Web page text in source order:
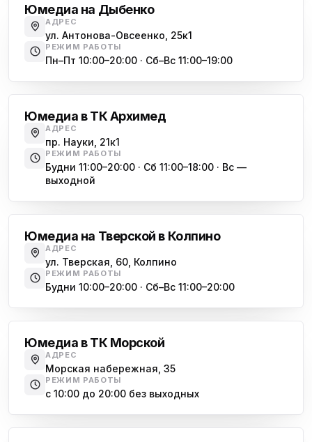
ул. Белы Куна, 24к1
ю
Юмедиа в Купчино
ул. Будапештская, 87-3
Юмедиа Сервис в Колпино
ю
Юмедиа во Всеволожске
пр. Христиновский 28, Всеволожск
Юмедиа на Дыбенко
АДРЕС
ул. Антонова-Овсеенко, 25к1
РЕЖИМ РАБОТЫ
Пн–Пт 10:00–20:00 · Сб–Вс 11:00–19:00
Юмедиа в ТК Архимед
АДРЕС
пр. Науки, 21к1
РЕЖИМ РАБОТЫ
Будни 11:00–20:00 · Сб 11:00–18:00 · Вс —
выходной
Юмедиа на Тверской в Колпино
АДРЕС
ул. Тверская, 60, Колпино
РЕЖИМ РАБОТЫ
Будни 10:00–20:00 · Сб–Вс 11:00–20:00
Юмедиа в ТК Морской
АДРЕС
Морская набережная, 35
РЕЖИМ РАБОТЫ
с 10:00 до 20:00 без выходных